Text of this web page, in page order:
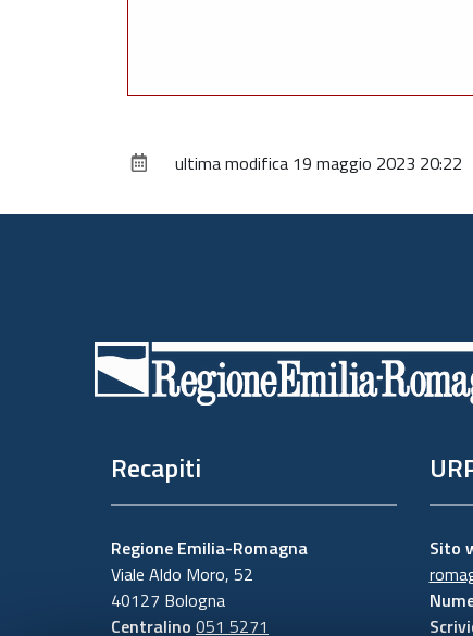
ultima modifica 19 maggio 2023 20:22
Recapiti
Regione Emilia-Romagna
Viale Aldo Moro, 52
40127 Bologna
Centralino 051 5271
Sito